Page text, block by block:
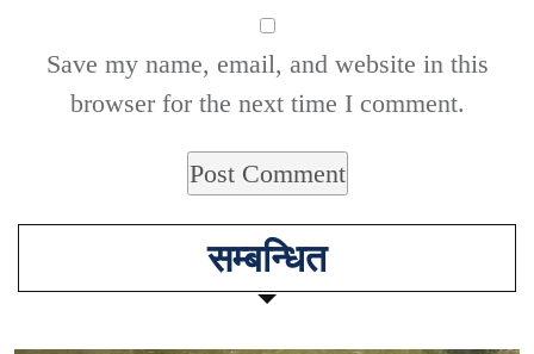
Save my name, email, and website in this
browser for the next time I comment.
सम्बन्धित